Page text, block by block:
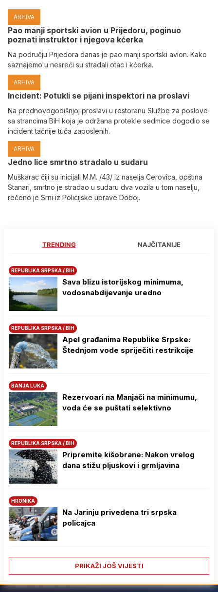
ARHIVA
Pao manji sportski avion u Prijedoru, poginuo
poznati instruktor i njegova kćerka
Na području Prijedora danas je pao manji sportski avion. Kako
saznajemo u nesreći su stradali otac i kćerka.
ARHIVA
Incident: Potukli se pijani inspektori na proslavi
Na prednovogodišnjoj proslavi u restoranu Službe za poslove
sa strancima BiH koja je održana protekle sedmice dogodio se
incident tačnije tuča zaposlenih.
ARHIVA
Јedno lice smrtno stradalo u sudaru
Muškarac čiji su inicijali M.M. /43/ iz naselja Cerovica, opština
Stanari, smrtno je stradao u sudaru dva vozila u tom naselju,
rečeno je Srni iz Policijske uprave Doboj.
TRENDING NAJČITANIJE
REPUBLIKA SRPSKA / BIH
Sava blizu istorijskog minimuma,
vodosnabdijevanje uredno
REPUBLIKA SRPSKA / BIH
Apel građanima Republike Srpske:
Štednjom vode spriječiti restrikcije
BANJA LUKA
Rezervoari na Manjači na minimumu,
voda će se puštati selektivno
REPUBLIKA SRPSKA / BIH
Pripremite kišobrane: Nakon vrelog
dana stižu pljuskovi i grmljavina
HRONIKA
Na Јarinju privedena tri srpska
policajca
PRIKAŽI JOŠ VIJESTI